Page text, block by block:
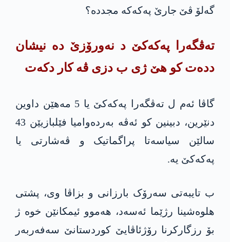
گەلۆ ڤێ جارێ په‌كه‌كە مجددە؟
تەڤگەرا په‌كه‌كێ د نەورۆزێ دە نیشان
ددەت کو هێ ژی ب دزی ڤه‌ كار دكه‌ت
گاڤا ئەم ل تەڤگەرا په‌كه‌كێ یا 5 مەهێن داوین
دنێرین، دبینین کو ئەڤه‌ بەردەوامیا فێلبازیێن 43
سالێن سیاسەتا پراگماتیک و ڤەشارتی یا
په‌كه‌كێ یە.
ب تایبەتی سەرۆک بارزانی و بزاڤا وی، پشتی
هلوەشینا رژێما ئەسەد، هەموو ئیمکانێن خوە ژ
بۆ رزگارکرنا رۆژئاڤایێ كوردستانێ سەفەربەر